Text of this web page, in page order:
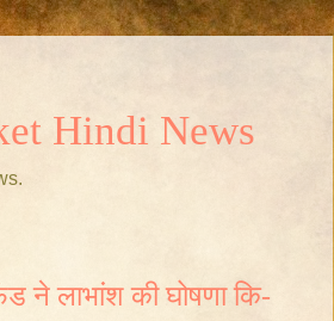
Hindi News
ने लाभांश की घोषणा कि-